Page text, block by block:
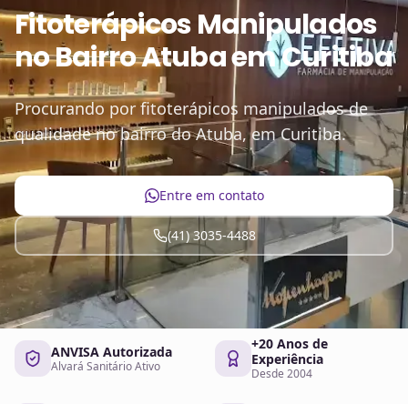
Fitoterápicos Manipulados
noBairro Atuba em Curitiba
Procurando por fitoterápicos manipulados de
qualidade no bairro do Atuba, em Curitiba.
Entre em contato
(41) 3035-4488
ANVISA Autorizada
Alvará Sanitário Ativo
+20 Anos de
Experiência
Desde 2004